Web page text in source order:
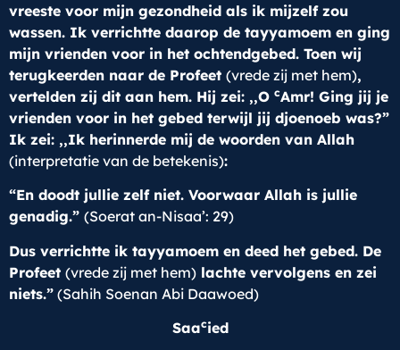
vreeste voor mijn gezondheid als ik mijzelf zou
wassen. Ik verrichtte daarop de tayyamoem en ging
mijn vrienden voor in het ochtendgebed. Toen wij
terugkeerden naar de Profeet (vrede zij met hem),
vertelden zij dit aan hem. Hij zei: ,,O cAmr! Ging jij je
vrienden voor in het gebed terwijl jij djoenoeb was?”
Ik zei: ,,Ik herinnerde mij de woorden van Allah
(interpretatie van de betekenis):
“En doodt jullie zelf niet. Voorwaar Allah is jullie
genadig.” (Soerat an-Nisaa’: 29)
Dus verrichtte ik tayyamoem en deed het gebed. De
Profeet (vrede zij met hem) lachte vervolgens en zei
niets.” (Sahih Soenan Abi Daawoed)
Saacied